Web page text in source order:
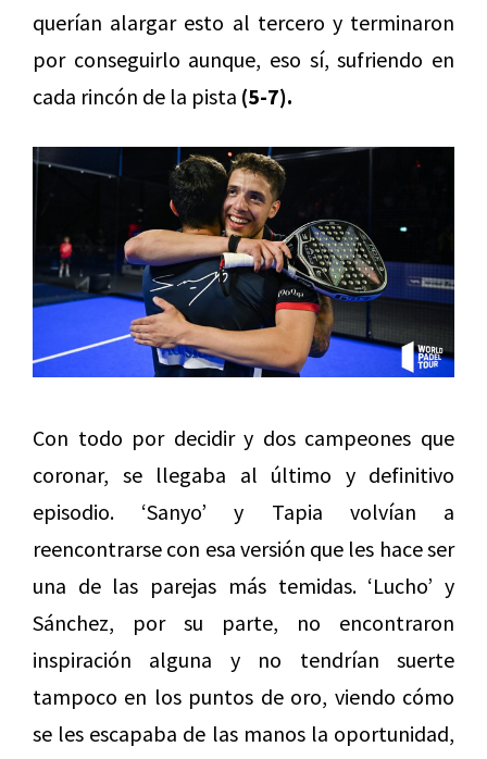
querían alargar esto al tercero y terminaron
por conseguirlo aunque, eso sí, sufriendo en
cada rincón de la pista (5-7).
Con todo por decidir y dos campeones que
coronar, se llegaba al último y definitivo
episodio. ‘Sanyo’ y Tapia volvían a
reencontrarse con esa versión que les hace ser
una de las parejas más temidas. ‘Lucho’ y
Sánchez, por su parte, no encontraron
inspiración alguna y no tendrían suerte
tampoco en los puntos de oro, viendo cómo
se les escapaba de las manos la oportunidad,